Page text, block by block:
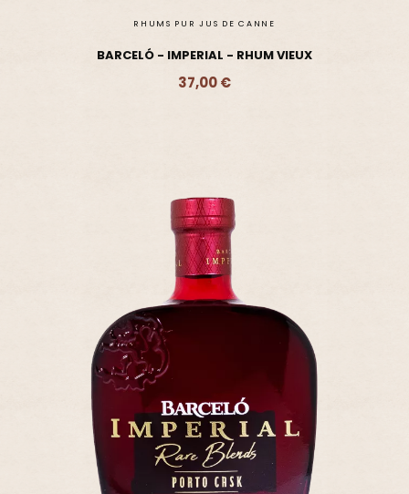
RHUMS PUR JUS DE CANNE
BARCELÓ - IMPERIAL - RHUM VIEUX
37,00 €
Ajouter - 37,00 €